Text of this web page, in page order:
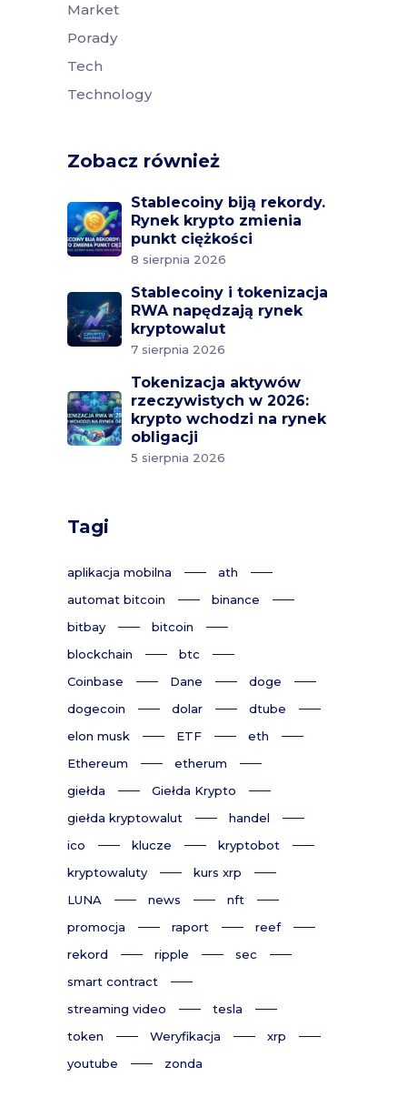
Market
Porady
Tech
Technology
Zobacz również
Stablecoiny biją rekordy.
Rynek krypto zmienia
punkt ciężkości
8 sierpnia 2026
Stablecoiny i tokenizacja
RWA napędzają rynek
kryptowalut
7 sierpnia 2026
Tokenizacja aktywów
rzeczywistych w 2026:
krypto wchodzi na rynek
obligacji
5 sierpnia 2026
Tagi
aplikacja mobilna
ath
automat bitcoin
binance
bitbay
bitcoin
blockchain
btc
Coinbase
Dane
doge
dogecoin
dolar
dtube
elon musk
ETF
eth
Ethereum
etherum
giełda
Giełda Krypto
giełda kryptowalut
handel
ico
klucze
kryptobot
kryptowaluty
kurs xrp
LUNA
news
nft
promocja
raport
reef
rekord
ripple
sec
smart contract
streaming video
tesla
token
Weryfikacja
xrp
youtube
zonda